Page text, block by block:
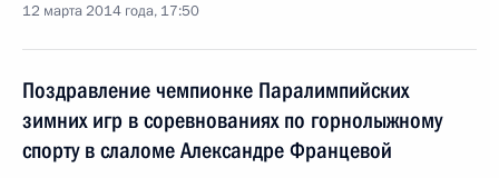
12 марта 2014 года, 17:50
Поздравление чемпионке Паралимпийских
зимних игр в соревнованиях по горнолыжному
спорту в слаломе Александре Францевой